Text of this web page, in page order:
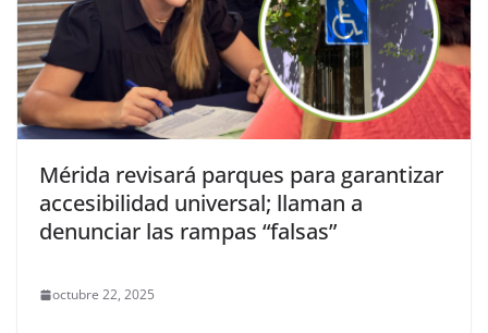
Mérida revisará parques para garantizar
accesibilidad universal; llaman a
denunciar las rampas “falsas”
octubre 22, 2025